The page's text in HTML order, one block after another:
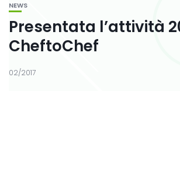
NEWS
Presentata l’attività
CheftoChef
02/2017